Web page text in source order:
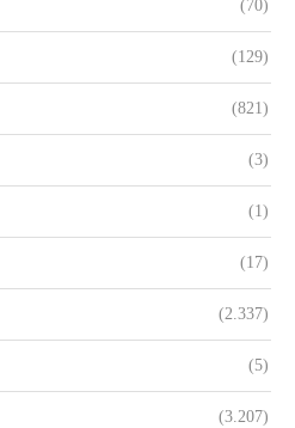
(70)
(129)
(821)
(3)
(1)
(17)
(2.337)
(5)
(3.207)